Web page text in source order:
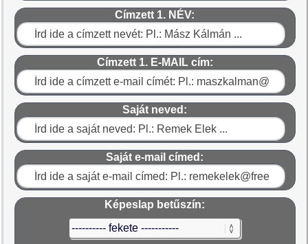
Címzett 1. NÉV:
Címzett 1. E-MAIL cím:
Saját neved:
Saját e-mail címed:
Képeslap betűszín: